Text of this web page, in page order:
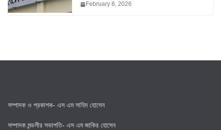
February 8, 2026
সম্পাদক ও প্রকাশক- এস এম সাহিদ হোসেন
সম্পাদক মন্ডলীর সভাপতি- এস এম জাকির হোসেন